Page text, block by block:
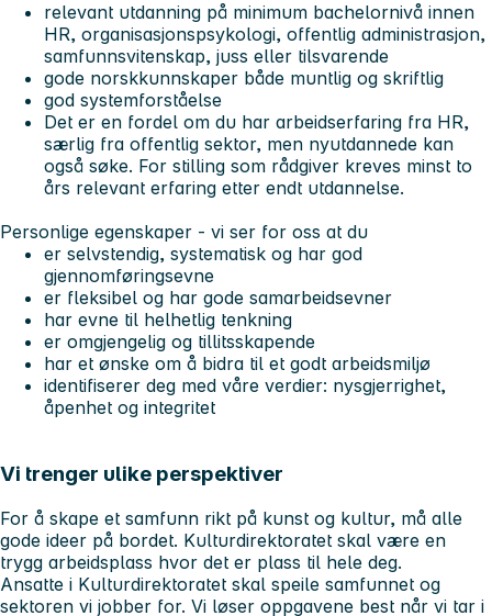
relevant utdanning på minimum bachelornivå innen
HR, organisasjonspsykologi, offentlig administrasjon,
samfunnsvitenskap, juss eller tilsvarende
gode norskkunnskaper både muntlig og skriftlig
god systemforståelse
Det er en fordel om du har arbeidserfaring fra HR,
særlig fra offentlig sektor, men nyutdannede kan
også søke. For stilling som rådgiver kreves minst to
års relevant erfaring etter endt utdannelse.
Personlige egenskaper - vi ser for oss at du
er selvstendig, systematisk og har god
gjennomføringsevne
er fleksibel og har gode samarbeidsevner
har evne til helhetlig tenkning
er omgjengelig og tillitsskapende
har et ønske om å bidra til et godt arbeidsmiljø
identifiserer deg med våre verdier: nysgjerrighet,
åpenhet og integritet
Vi trenger ulike perspektiver
For å skape et samfunn rikt på kunst og kultur, må alle
gode ideer på bordet. Kulturdirektoratet skal være en
trygg arbeidsplass hvor det er plass til hele deg.
Ansatte i Kulturdirektoratet skal speile samfunnet og
sektoren vi jobber for. Vi løser oppgavene best når vi tar i